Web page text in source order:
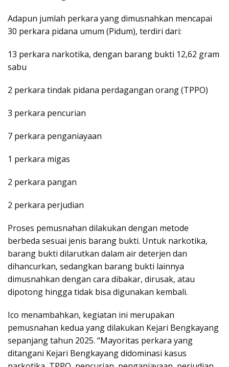
Adapun jumlah perkara yang dimusnahkan mencapai
30 perkara pidana umum (Pidum), terdiri dari:
13 perkara narkotika, dengan barang bukti 12,62 gram
sabu
2 perkara tindak pidana perdagangan orang (TPPO)
3 perkara pencurian
7 perkara penganiayaan
1 perkara migas
2 perkara pangan
2 perkara perjudian
Proses pemusnahan dilakukan dengan metode
berbeda sesuai jenis barang bukti. Untuk narkotika,
barang bukti dilarutkan dalam air deterjen dan
dihancurkan, sedangkan barang bukti lainnya
dimusnahkan dengan cara dibakar, dirusak, atau
dipotong hingga tidak bisa digunakan kembali.
Ico menambahkan, kegiatan ini merupakan
pemusnahan kedua yang dilakukan Kejari Bengkayang
sepanjang tahun 2025. “Mayoritas perkara yang
ditangani Kejari Bengkayang didominasi kasus